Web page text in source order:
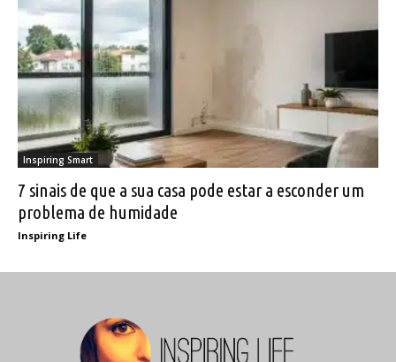
Inspiring Smart
7 sinais de que a sua casa pode estar a esconder um
problema de humidade
Inspiring Life